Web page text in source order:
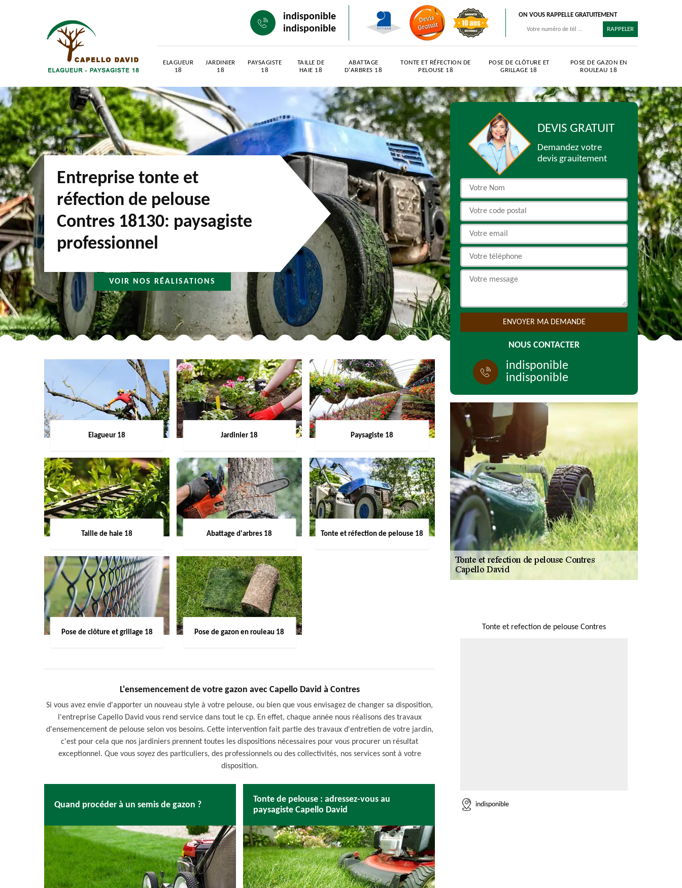
indisponible
indisponible
ON VOUS RAPPELLE GRATUITEMENT
ELAGUEUR
18
JARDINIER
18
PAYSAGISTE
18
TAILLE DE
HAIE 18
ABATTAGE
D'ARBRES 18
TONTE ET RÉFECTION DE
PELOUSE 18
POSE DE CLÔTURE ET
GRILLAGE 18
POSE DE GAZON EN
ROULEAU 18
Entreprise tonte et
réfection de pelouse
Contres 18130: paysagiste
professionnel
VOIR NOS RÉALISATIONS
Elagueur 18 Jardinier 18 Paysagiste 18
Taille de haie 18 Abattage d'arbres 18 Tonte et réfection de pelouse 18
Pose de clôture et grillage 18 Pose de gazon en rouleau 18
L'ensemencement de votre gazon avec Capello David à Contres
Si vous avez envie d'apporter un nouveau style à votre pelouse, ou bien que vous envisagez de changer sa disposition,
l'entreprise Capello David vous rend service dans tout le cp. En effet, chaque année nous réalisons des travaux
d'ensemencement de pelouse selon vos besoins. Cette intervention fait partie des travaux d'entretien de votre jardin,
c'est pour cela que nos jardiniers prennent toutes les dispositions nécessaires pour vous procurer un résultat
exceptionnel. Que vous soyez des particuliers, des professionnels ou des collectivités, nos services sont à votre
disposition.
Quand procéder à un semis de gazon ?
Tonte de pelouse : adressez-vous au
paysagiste Capello David
DEVIS GRATUIT
Demandez votre
devis grauitement
NOUS CONTACTER
indisponible
indisponible
Tonte et refection de pelouse Contres
indisponible